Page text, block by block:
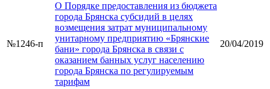
№1246-п
О Порядке предоставления из бюджета
города Брянска субсидий в целях
возмещения затрат муниципальному
унитарному предприятию «Брянские
бани» города Брянска в связи с
оказанием банных услуг населению
города Брянска по регулируемым
тарифам
20/04/2019